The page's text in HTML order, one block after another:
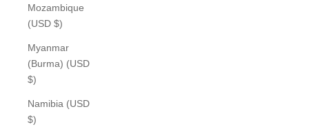
Mozambique
(USD $)
Myanmar
(Burma) (USD
$)
Namibia (USD
$)